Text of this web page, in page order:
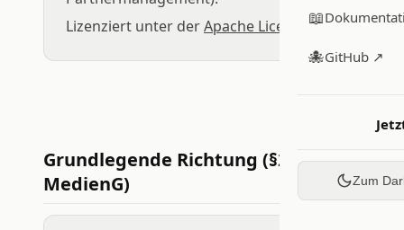
📖
🐙GitHub ↗
Zum
Lizenziert unter derApache License 2.0.
Grundlegende Richtung (§25
MedienG)